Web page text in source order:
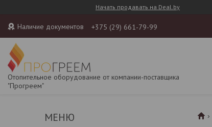
Начать продавать на Deal.by
Наличие документов +375 (29) 661-79-99
Отопительное оборудование от компании-поставщика
"Прогреем"